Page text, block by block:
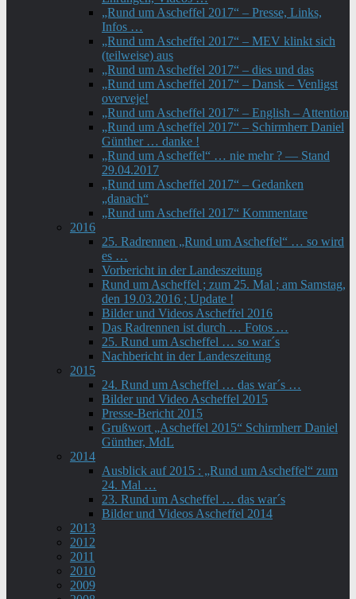
„Rund um Ascheffel 2017“ – Presse, Links,
Infos …
„Rund um Ascheffel 2017“ – MEV klinkt sich
(teilweise) aus
„Rund um Ascheffel 2017“ – dies und das
„Rund um Ascheffel 2017“ – Dansk – Venligst
overveje!
„Rund um Ascheffel 2017“ – English – Attention
„Rund um Ascheffel 2017“ – Schirmherr Daniel
Günther … danke !
„Rund um Ascheffel“ … nie mehr ? — Stand
29.04.2017
„Rund um Ascheffel 2017“ – Gedanken
„danach“
„Rund um Ascheffel 2017“ Kommentare
2016
25. Radrennen „Rund um Ascheffel“ … so wird
es …
Vorbericht in der Landeszeitung
Rund um Ascheffel ; zum 25. Mal ; am Samstag,
den 19.03.2016 ; Update !
Bilder und Videos Ascheffel 2016
Das Radrennen ist durch … Fotos …
25. Rund um Ascheffel … so war´s
Nachbericht in der Landeszeitung
2015
24. Rund um Ascheffel … das war´s …
Bilder und Video Ascheffel 2015
Presse-Bericht 2015
Grußwort „Ascheffel 2015“ Schirmherr Daniel
Günther, MdL
2014
Ausblick auf 2015 : „Rund um Ascheffel“ zum
24. Mal …
23. Rund um Ascheffel … das war´s
Bilder und Videos Ascheffel 2014
2013
2012
2011
2010
2009